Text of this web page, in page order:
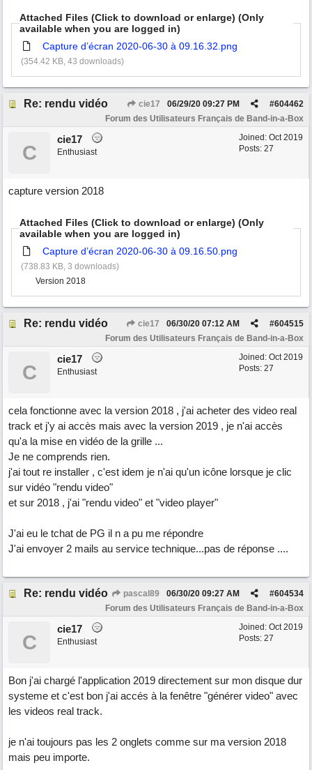
Attached Files (Click to download or enlarge) (Only
available when you are logged in)
Capture d’écran 2020-06-30 à 09.16.32.png
(354.42 KB, 43 downloads)
Re: rendu vidéo cie17 #604462
06/29/20 09:27 PM
Forum des Utilisateurs Français de Band-in-a-Box
Joined: Oct 2019
Posts: 27
C
cie17
Enthusiast
capture version 2018
Attached Files (Click to download or enlarge) (Only
available when you are logged in)
Capture d’écran 2020-06-30 à 09.16.50.png
(738.83 KB, 3 downloads)
Version 2018
Re: rendu vidéo cie17 #604515
06/30/20 07:12 AM
Forum des Utilisateurs Français de Band-in-a-Box
Joined: Oct 2019
Posts: 27
C
cie17
Enthusiast
cela fonctionne avec la version 2018 , j'ai acheter des video real
track et j'y ai accès mais avec la version 2019 , je n'ai accès
qu'a la mise en vidéo de la grille ...
Je ne comprends rien.
j'ai tout re installer , c'est idem je n'ai qu'un icône lorsque je clic
sur vidéo "rendu video"
et sur 2018 , j'ai "rendu video" et "video player"
J'ai eu le tchat de PG il n a pu me répondre
J'ai envoyer 2 mails au service technique...pas de réponse ....
Re: rendu vidéo pascal89 #604534
06/30/20 09:27 AM
Forum des Utilisateurs Français de Band-in-a-Box
Joined: Oct 2019
Posts: 27
C
cie17
Enthusiast
Bon j'ai chargé l'application 2019 directement sur mon disque dur
systeme et c'est bon j'ai accés à la fenêtre "générer video" avec
les videos real track.
je n'ai toujours pas les 2 onglets comme sur ma version 2018
mais peu importe.